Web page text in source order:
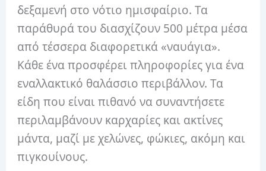
δεξαμενή στο νότιο ημισφαίριο. Τα
παράθυρά του διασχίζουν 500 μέτρα μέσα
από τέσσερα διαφορετικά «ναυάγια».
Κάθε ένα προσφέρει πληροφορίες για ένα
εναλλακτικό θαλάσσιο περιβάλλον. Τα
είδη που είναι πιθανό να συναντήσετε
περιλαμβάνουν καρχαρίες και ακτίνες
μάντα, μαζί με χελώνες, φώκιες, ακόμη και
πιγκουίνους.